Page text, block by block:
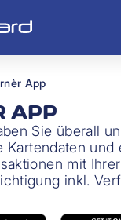
App
APP
Sie überall
Kartendaten und
mit
inkl.